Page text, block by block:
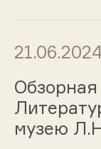
21.06.2024
музею